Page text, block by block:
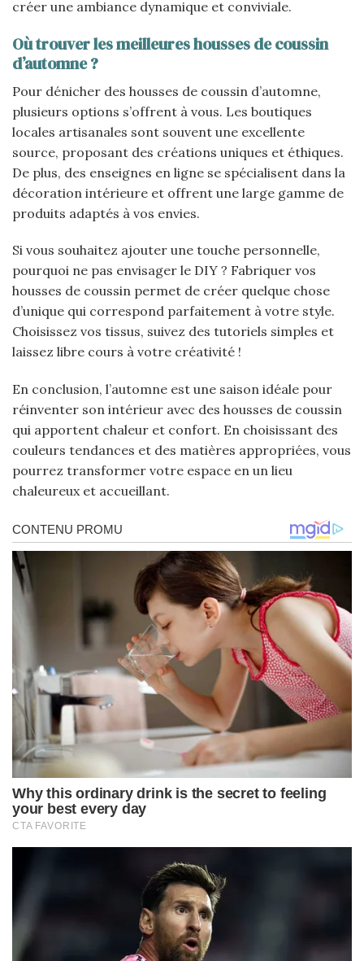
créer une ambiance dynamique et conviviale.
Où trouver les meilleures housses de coussin
d’automne ?
Pour dénicher des housses de coussin d’automne,
plusieurs options s’offrent à vous. Les boutiques
locales artisanales sont souvent une excellente
source, proposant des créations uniques et éthiques.
De plus, des enseignes en ligne se spécialisent dans la
décoration intérieure et offrent une large gamme de
produits adaptés à vos envies.
Si vous souhaitez ajouter une touche personnelle,
pourquoi ne pas envisager le DIY ? Fabriquer vos
housses de coussin permet de créer quelque chose
d’unique qui correspond parfaitement à votre style.
Choisissez vos tissus, suivez des tutoriels simples et
laissez libre cours à votre créativité !
En conclusion, l’automne est une saison idéale pour
réinventer son intérieur avec des housses de coussin
qui apportent chaleur et confort. En choisissant des
couleurs tendances et des matières appropriées, vous
pourrez transformer votre espace en un lieu
chaleureux et accueillant.